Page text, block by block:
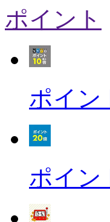
ポイント
ポイン
ポイン